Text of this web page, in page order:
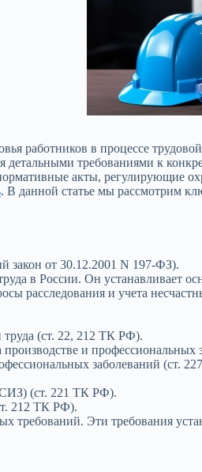
работников в процессе
требованиями к
акты, регулирующие
. В данной статье мы рассмотрим
закон от 30.12.2001 N 197-ФЗ).
в России. Он устанавливает
расследования и учета
труда (ст. 22, 212 ТК РФ).
производстве и
заболеваний (ст.
(ст. 221 ТК РФ).
212 ТК РФ).
требований. Эти требования